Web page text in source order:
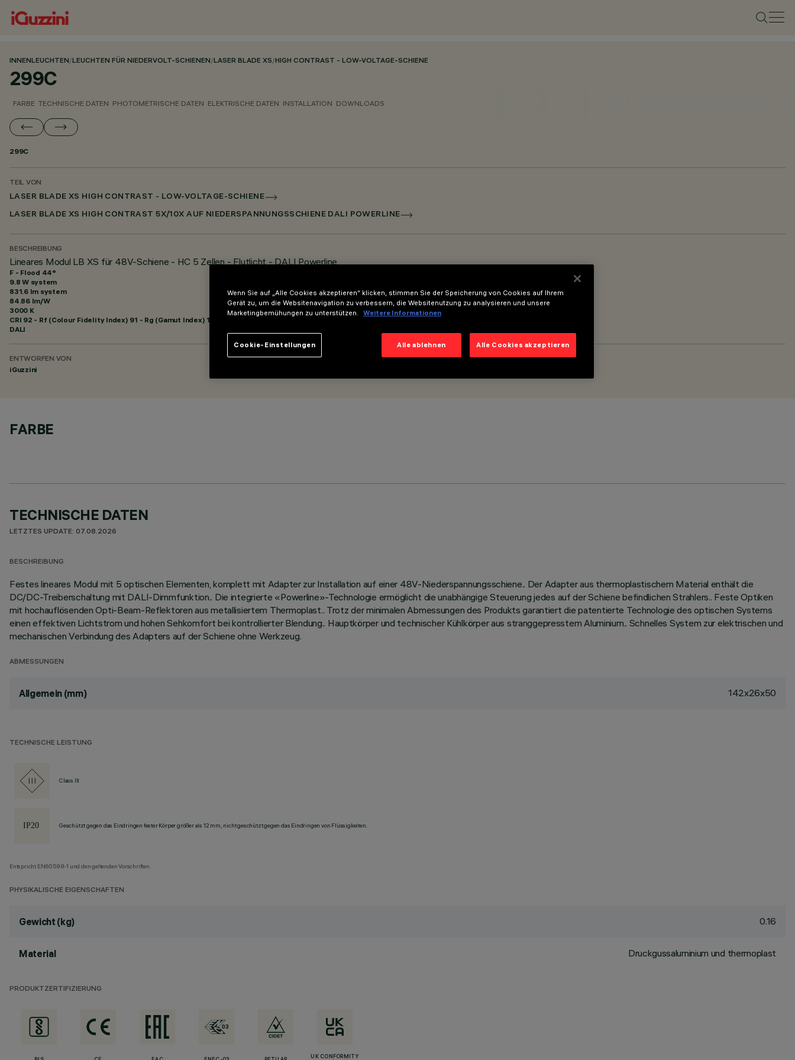
INNENLEUCHTEN/LEUCHTEN FÜR NIEDERVOLT-SCHIENEN/LASER BLADE XS/HIGH CONTRAST - LOW-VOLTAGE-SCHIENE
299C
FARBE TECHNISCHE DATEN PHOTOMETRISCHE DATEN ELEKTRISCHE DATEN INSTALLATION DOWNLOADS
299C
TEIL VON
LASER BLADE XS HIGH CONTRAST - LOW-VOLTAGE-SCHIENE
LASER BLADE XS HIGH CONTRAST 5X/10X AUF NIEDERSPANNUNGSSCHIENE DALI POWERLINE
BESCHREIBUNG
Lineares Modul LB XS für 48V-Schiene - HC 5 Zellen - Flutlicht - DALI Powerline
F - Flood 44°
9.8 W system
831.6 lm system
84.86 lm/W
3000 K
CRI 92 - Rf (Colour Fidelity Index) 91 - Rg (Gamut Index) 102
DALI
ENTWORFEN VON
iGuzzini
FARBE
TECHNISCHE DATEN
LETZTES UPDATE: 07.08.2026
BESCHREIBUNG
Festes lineares Modul mit 5 optischen Elementen, komplett mit Adapter zur Installation auf einer 48V-Niederspannungsschiene.. Der Adapter aus thermoplastischem Material enthält die
DC/DC-Treiberschaltung mit DALI-Dimmfunktion.. Die integrierte «Powerline»-Technologie ermöglicht die unabhängige Steuerung jedes auf der Schiene befindlichen Strahlers.. Feste Optiken
mit hochauflösenden Opti-Beam-Reflektoren aus metallisiertem Thermoplast.. Trotz der minimalen Abmessungen des Produkts garantiert die patentierte Technologie des optischen Systems
einen effektiven Lichtstrom und hohen Sehkomfort bei kontrollierter Blendung.. Hauptkörper und technischer Kühlkörper aus stranggepresstem Aluminium.. Schnelles System zur elektrischen und
mechanischen Verbindung des Adapters auf der Schiene ohne Werkzeug.
ABMESSUNGEN
Allgemein (mm) 142x26x50
TECHNISCHE LEISTUNG
Class III
Geschützt gegen das Eindringen fester Körper größer als 12 mm, nicht geschützt gegen das Eindringen von Flüssigkeiten.
Entspricht EN60598-1 und den geltenden Vorschriften.
PHYSIKALISCHE EIGENSCHAFTEN
Gewicht (kg) 0.16
Material Druckgussaluminium und thermoplast
PRODUKTZERTIFIZIERUNG
UK CONFORMITY
Wenn Sie auf „Alle Cookies akzeptieren“ klicken, stimmen Sie der Speicherung von Cookies auf Ihrem
Gerät zu, um die Websitenavigation zu verbessern, die Websitenutzung zu analysieren und unsere
Marketingbemühungen zu unterstützen.
Weitere Informationen
Alle ablehnen Alle Cookies akzeptieren
Cookie-Einstellungen